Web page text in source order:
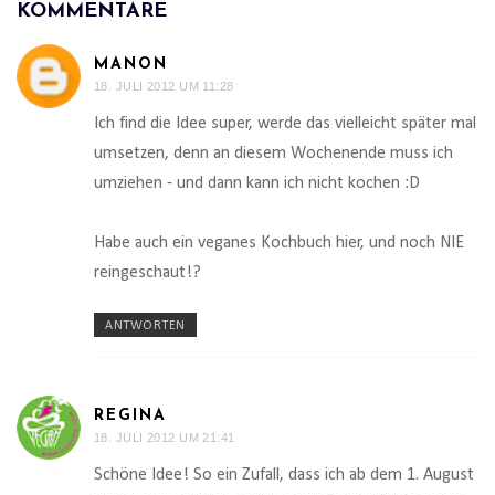
KOMMENTARE
MANON
18. JULI 2012 UM 11:28
Ich find die Idee super, werde das vielleicht später mal
umsetzen, denn an diesem Wochenende muss ich
umziehen - und dann kann ich nicht kochen :D
Habe auch ein veganes Kochbuch hier, und noch NIE
reingeschaut!?
ANTWORTEN
REGINA
18. JULI 2012 UM 21:41
Schöne Idee! So ein Zufall, dass ich ab dem 1. August